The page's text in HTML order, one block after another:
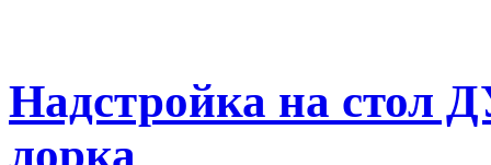
Надстройка на стол